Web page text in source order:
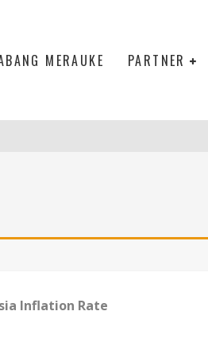
MERAUKE PARTNER
Inflation Rate